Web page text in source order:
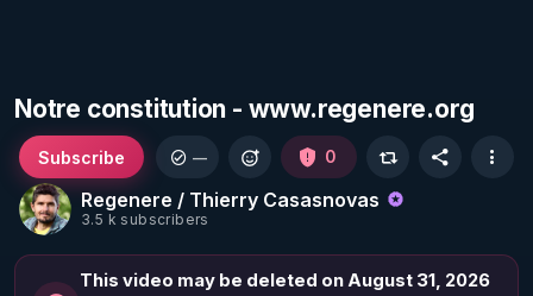
Notre constitution - www.regenere.org
Regenere / Thierry Casasnovas
3.5 k subscribers
Subscribe — 0
This video may be deleted on August 31, 2026